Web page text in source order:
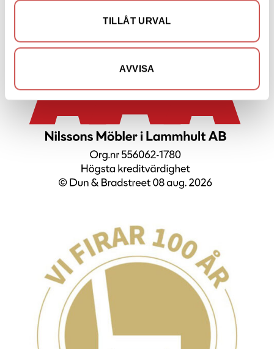
TILLÅT URVAL
AVVISA